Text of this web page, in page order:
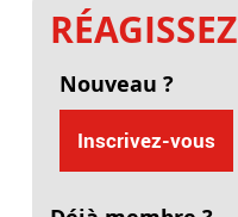
RÉAGISSEZ
Nouveau ?
Inscrivez-vous